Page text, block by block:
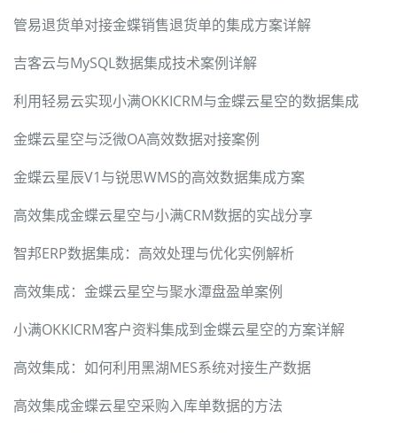
管易退货单对接金蝶销售退货单的集成方案详解
吉客云与MySQL数据集成技术案例详解
利用轻易云实现小满OKKICRM与金蝶云星空的数据集成
金蝶云星空与泛微OA高效数据对接案例
金蝶云星辰V1与锐思WMS的高效数据集成方案
高效集成金蝶云星空与小满CRM数据的实战分享
智邦ERP数据集成：高效处理与优化实例解析
高效集成：金蝶云星空与聚水潭盘盈单案例
小满OKKICRM客户资料集成到金蝶云星空的方案详解
高效集成：如何利用黑湖MES系统对接生产数据
高效集成金蝶云星空采购入库单数据的方法